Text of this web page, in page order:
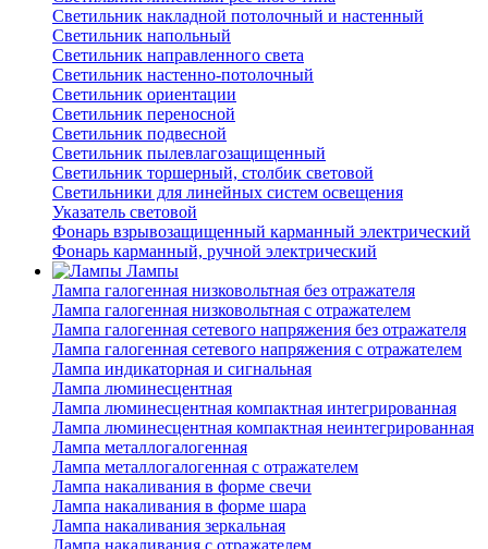
Светильник накладной потолочный и настенный
Светильник напольный
Светильник направленного света
Светильник настенно-потолочный
Светильник ориентации
Светильник переносной
Светильник подвесной
Светильник пылевлагозащищенный
Светильник торшерный, столбик световой
Светильники для линейных систем освещения
Указатель световой
Фонарь взрывозащищенный карманный электрический
Фонарь карманный, ручной электрический
Лампы
Лампа галогенная низковольтная без отражателя
Лампа галогенная низковольтная с отражателем
Лампа галогенная сетевого напряжения без отражателя
Лампа галогенная сетевого напряжения с отражателем
Лампа индикаторная и сигнальная
Лампа люминесцентная
Лампа люминесцентная компактная интегрированная
Лампа люминесцентная компактная неинтегрированная
Лампа металлогалогенная
Лампа металлогалогенная с отражателем
Лампа накаливания в форме свечи
Лампа накаливания в форме шара
Лампа накаливания зеркальная
Лампа накаливания с отражателем